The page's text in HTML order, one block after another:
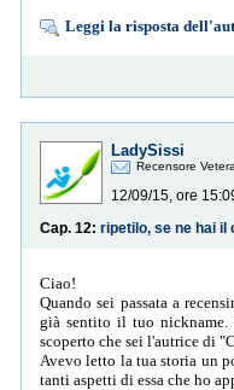
Leggi la risposta
LadySissi
Recensore
12/09/15, ore
Cap. 12: ripetilo, se ne hai il
Ciao!
Quando sei passata a
già sentito il tuo nickname.
scoperto che sei l'autrice di
Avevo letto la tua storia un
tanti aspetti di essa che ho